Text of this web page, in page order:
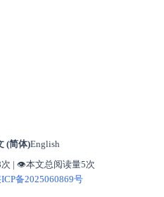
(简体)English
次 | 👁️本文总阅读量5次
ICP备2025060869号